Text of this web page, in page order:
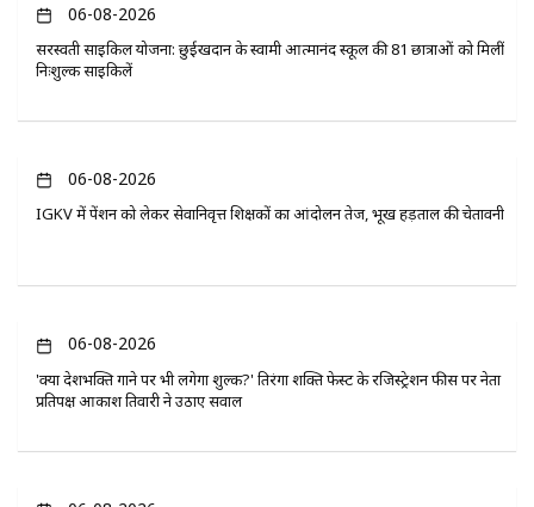
06-08-2026
सरस्वती साइकिल योजना: छुईखदान के स्वामी आत्मानंद स्कूल की 81 छात्राओं को मिलीं
निःशुल्क साइकिलें
06-08-2026
IGKV में पेंशन को लेकर सेवानिवृत्त शिक्षकों का आंदोलन तेज, भूख हड़ताल की चेतावनी
06-08-2026
'क्या देशभक्ति गाने पर भी लगेगा शुल्क?' तिरंगा शक्ति फेस्ट के रजिस्ट्रेशन फीस पर नेता
प्रतिपक्ष आकाश तिवारी ने उठाए सवाल